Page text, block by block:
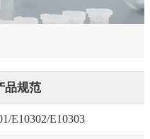
品规范
E10302/E10303